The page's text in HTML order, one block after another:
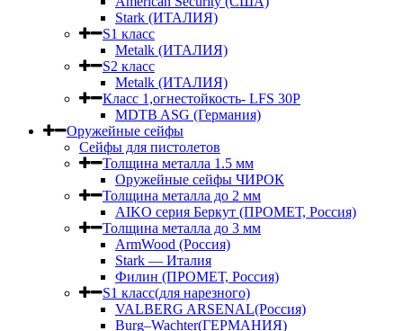
Stark (ИТАЛИЯ)
S1 класс
Metalk (ИТАЛИЯ)
S2 класс
Metalk (ИТАЛИЯ)
Класс 1,огнестойкость- LFS 30P
MDTB ASG (Германия)
Оружейные сейфы
Сейфы для пистолетов
Толщина металла 1.5 мм
Оружейные сейфы ЧИРОК
Толщина металла до 2 мм
AIKO серия Беркут (ПРОМЕТ, Россия)
Толщина металла до 3 мм
ArmWood (Россия)
Stark — Италия
Филин (ПРОМЕТ, Россия)
S1 класс(для нарезного)
VALBERG ARSENAL(Россия)
Burg–Wachter(ГЕРМАНИЯ)